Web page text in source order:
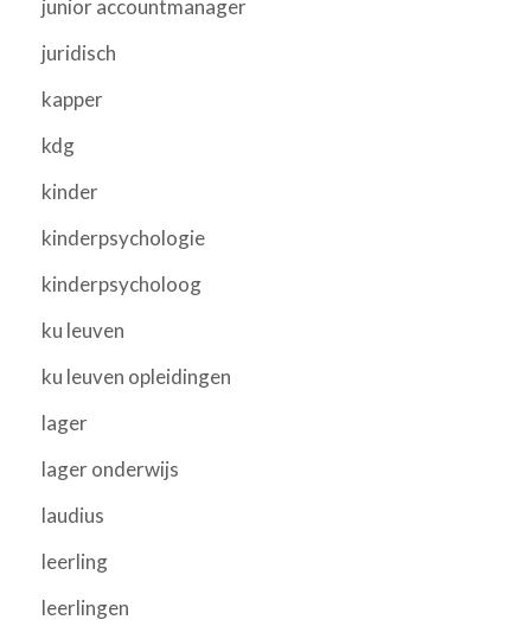
junior accountmanager
juridisch
kapper
kdg
kinder
kinderpsychologie
kinderpsycholoog
ku leuven
ku leuven opleidingen
lager
lager onderwijs
laudius
leerling
leerlingen